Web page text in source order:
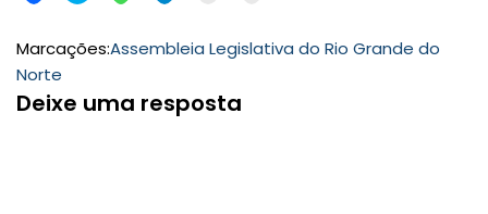
Marcações:Assembleia Legislativa do Rio Grande do
Norte
Deixe uma resposta